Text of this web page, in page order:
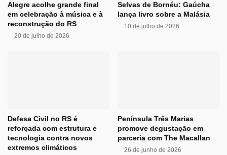
Alegre acolhe grande final
em celebração à música e à
reconstrução do RS
20 de julho de 2026
Selvas de Bornéu: Gaúcha
lança livro sobre a Malásia
10 de julho de 2026
Defesa Civil no RS é
reforçada com estrutura e
tecnologia contra novos
extremos climáticos
Península Três Marias
promove degustação em
parceria com The Macallan
26 de junho de 2026